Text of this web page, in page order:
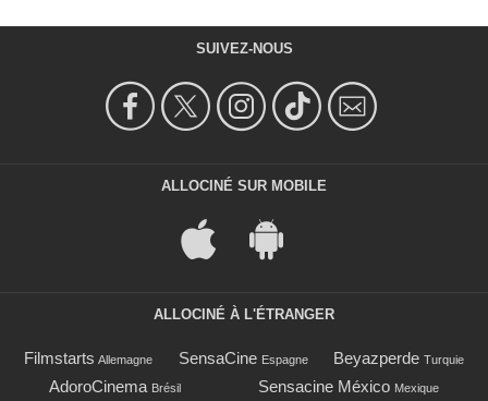
SUIVEZ-NOUS
ALLOCINÉ SUR MOBILE
ALLOCINÉ À L'ÉTRANGER
Filmstarts Allemagne SensaCine Espagne Beyazperde Turquie
AdoroCinema Brésil Sensacine México Mexique